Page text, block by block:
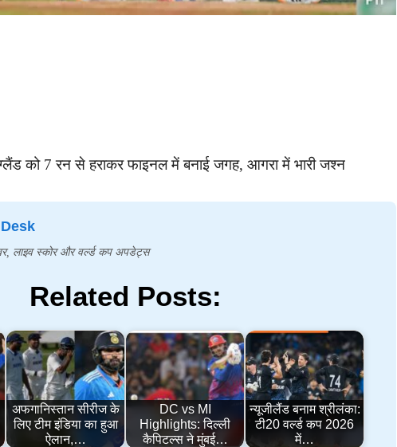
को 7 रन से हराकर फाइनल में बनाई जगह, आगरा में भारी जश्न
लाइव स्कोर और वर्ल्ड कप अपडेट्स
Related Posts:
अफगानिस्तान सीरीज के
लिए टीम इंडिया का हुआ
ऐलान,…
DC vs MI
Highlights: दिल्ली
कैपिटल्स ने मुंबई…
न्यूजीलैंड बनाम श्रीलंका:
टी20 वर्ल्ड कप 2026
में…